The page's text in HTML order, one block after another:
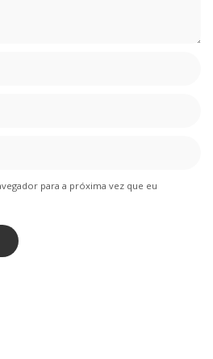
para a próxima vez que eu